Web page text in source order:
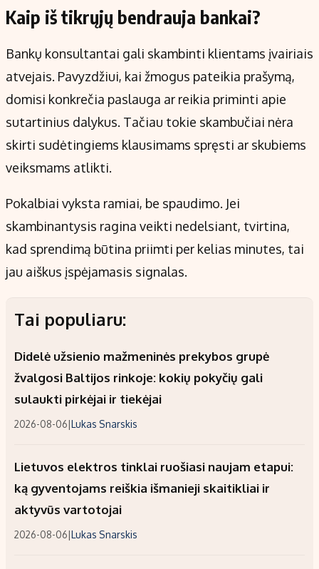
Kaip iš tikrųjų bendrauja bankai?
Bankų konsultantai gali skambinti klientams įvairiais
atvejais. Pavyzdžiui, kai žmogus pateikia prašymą,
domisi konkrečia paslauga ar reikia priminti apie
sutartinius dalykus. Tačiau tokie skambučiai nėra
skirti sudėtingiems klausimams spręsti ar skubiems
veiksmams atlikti.
Pokalbiai vyksta ramiai, be spaudimo. Jei
skambinantysis ragina veikti nedelsiant, tvirtina,
kad sprendimą būtina priimti per kelias minutes, tai
jau aiškus įspėjamasis signalas.
Tai populiaru:
Didelė užsienio mažmeninės prekybos grupė
žvalgosi Baltijos rinkoje: kokių pokyčių gali
sulaukti pirkėjai ir tiekėjai
2026-08-06|Lukas Snarskis
Lietuvos elektros tinklai ruošiasi naujam etapui:
ką gyventojams reiškia išmanieji skaitikliai ir
aktyvūs vartotojai
2026-08-06|Lukas Snarskis